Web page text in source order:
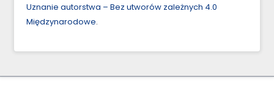
Uznanie autorstwa – Bez utworów zależnych 4.0
Międzynarodowe.